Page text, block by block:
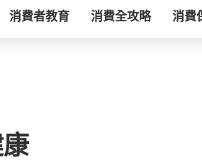
消費者教育 消費全攻略 消費